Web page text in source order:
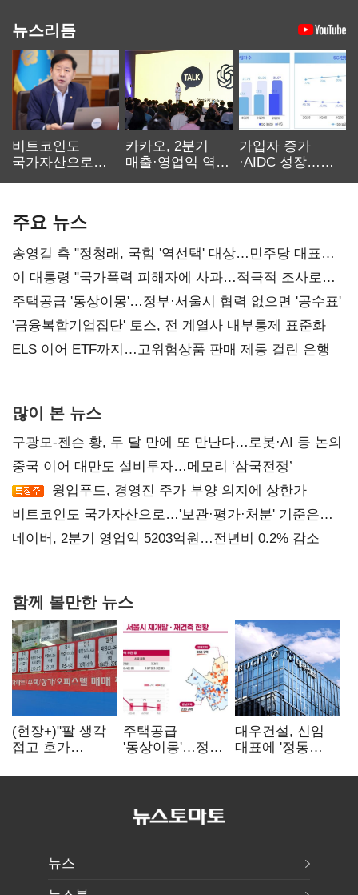
뉴스리듬
비트코인도
국가자산으로…'
카카오, 2분기
매출·영업익 역대
가입자 증가
·AIDC 성장…
주요 뉴스
송영길 측 "정청래, 국힘 '역선택' 대상…민주당 대표로
총선 지휘 못해"
이 대통령 "국가폭력 피해자에 사과…적극적 조사로
진실 밝혀야"
주택공급 '동상이몽'…정부·서울시 협력 없으면 '공수표'
'금융복합기업집단' 토스, 전 계열사 내부통제 표준화
ELS 이어 ETF까지…고위험상품 판매 제동 걸린 은행
많이 본 뉴스
구광모-젠슨 황, 두 달 만에 또 만난다…로봇·AI 등 논의
중국 이어 대만도 설비투자…메모리 ‘삼국전쟁’
윙입푸드, 경영진 주가 부양 의지에 상한가
비트코인도 국가자산으로…'보관·평가·처분' 기준은
숙제
네이버, 2분기 영업익 5203억원…전년비 0.2% 감소
함께 볼만한 뉴스
(현장+)"팔 생각
접고 호가
똘똘한 한 채'
주택공급
'동상이몽'…정부
없으면 '공수표'
대우건설, 신임
대표에 '정통
부사장 내정
뉴스